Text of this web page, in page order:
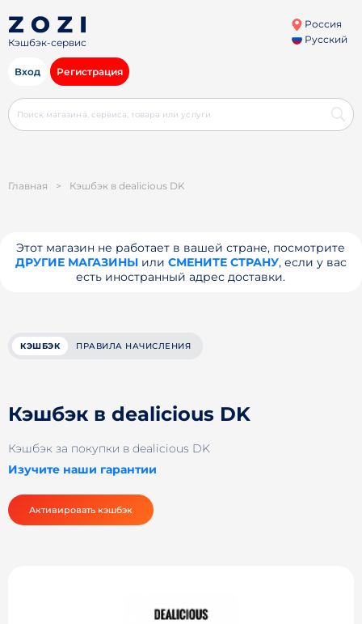
Кэшбэк-сервис
Россия
Русский
Вход Регистрация
Главная > Кэшбэк в dealicious DK
Этот магазин не работает в вашей стране, посмотрите
ДРУГИЕ МАГАЗИНЫили СМЕНИТЕ СТРАНУ, если у вас
есть иностранный адрес доставки.
КЭШБЭК ПРАВИЛА НАЧИСЛЕНИЯ
Кэшбэк в dealicious DK
Кэшбэк за покупки в dealicious DK
Изучите наши гарантии
Активировать кэшбэк